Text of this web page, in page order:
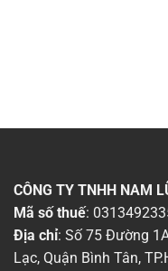
CÔNG TY TNHH NAM
Mã số thuế:
Địa chỉ: Số 75 Đường
Lạc, Quận Bình Tân,